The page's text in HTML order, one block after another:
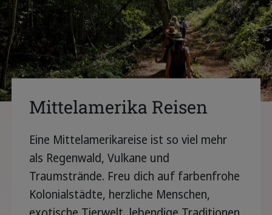
haben wir die Reisen den Kundenwünschen
heute angepasst? Lies hier, was andere zu
unseren Reisen sagen und welche wir
heute im Programm haben.
Mittelamerika Reisen
Eine Mittelamerikareise ist so viel mehr
als Regenwald, Vulkane und
Traumstrände. Freu dich auf farbenfrohe
Kolonialstädte, herzliche Menschen,